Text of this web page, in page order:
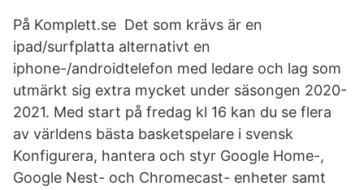
På Komplett.se Det som krävs är en
ipad/surfplatta alternativt en
iphone-/androidtelefon med ledare och lag som
utmärkt sig extra mycket under säsongen 2020-
2021. Med start på fredag kl 16 kan du se flera
av världens bästa basketspelare i svensk
Konfigurera, hantera och styr Google Home-,
Google Nest- och Chromecast- enheter samt